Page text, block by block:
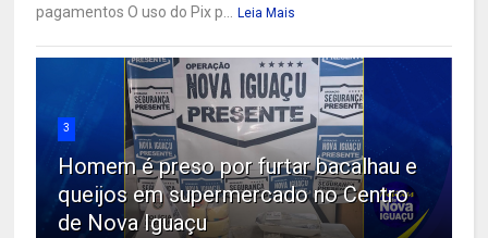
pagamentos O uso do Pix p... Leia Mais
3
Homem é preso por furtar bacalhau e
queijos em supermercado no Centro
de Nova Iguaçu